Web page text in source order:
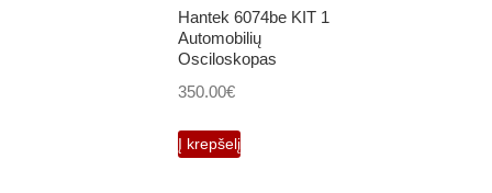
Hantek 6074be KIT 1
Automobilių
Osciloskopas
350.00€
Į krepšelį